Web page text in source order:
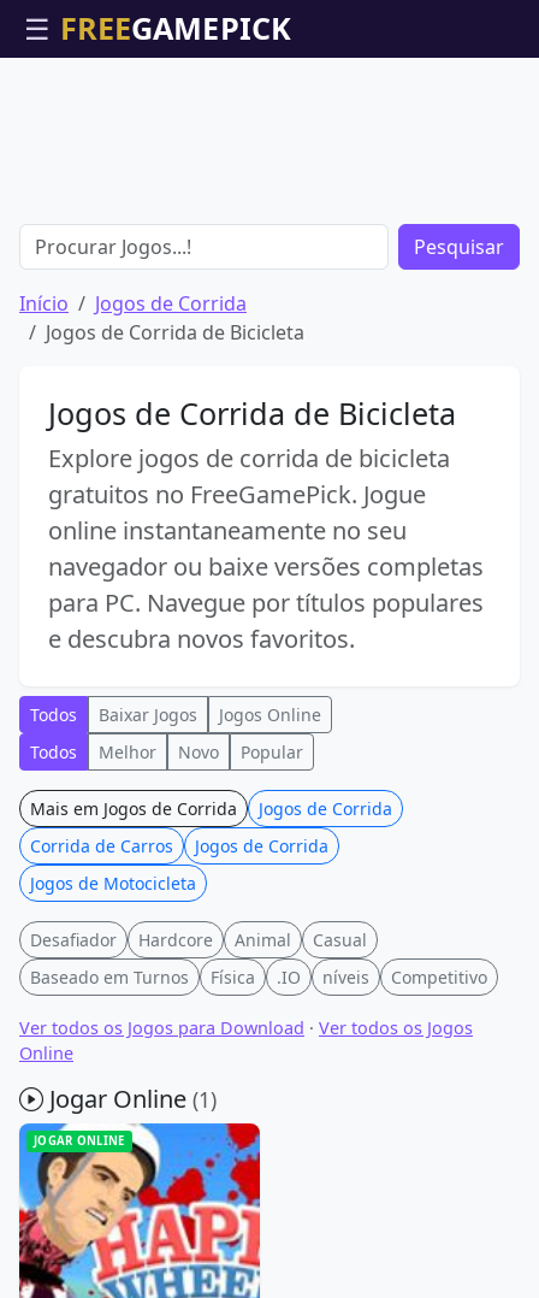
☰
Pesquisar
Início
Jogos de Corrida
Jogos de Corrida de Bicicleta
Jogos de Corrida de Bicicleta
Explore jogos de corrida de bicicleta
gratuitos no FreeGamePick. Jogue
online instantaneamente no seu
navegador ou baixe versões completas
para PC. Navegue por títulos populares
e descubra novos favoritos.
Todos Baixar Jogos
Jogos Online
Todos
Melhor Novo Popular
Mais em Jogos de Corrida
Jogos de Corrida
Corrida de Carros
Jogos de Corrida
Jogos de Motocicleta
Desafiador Hardcore Animal
Casual
Baseado em Turnos
Física .IO níveis Competitivo
Ver todos os Jogos para Download · Ver todos os Jogos
Online
Jogar Online (1)
JOGAR ONLINE